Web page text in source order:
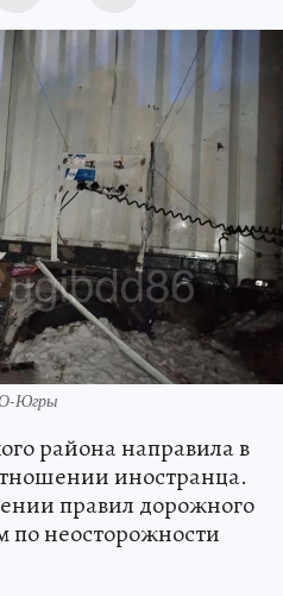
Югры
района направила в
иностранца.
правил дорожного
неосторожности